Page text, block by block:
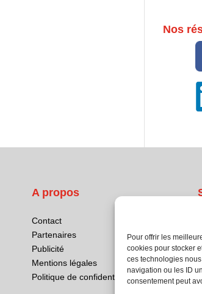
Pour offrir les
cookies pour stocker
ces technologies
navigation ou les ID
consentement peut
Nos
A propos
Contact
Partenaires
Publicité
Mentions légales
Politique de confidentialité